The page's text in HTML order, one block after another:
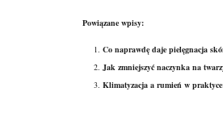
Powiązane wpisy:
Co naprawdę daje pielęgnacja
Jak zmniejszyć naczynka na
Klimatyzacja a rumień w